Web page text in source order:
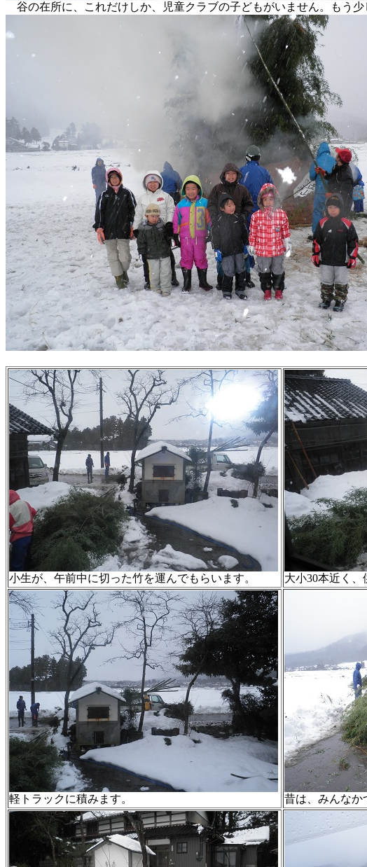
谷の在所に、これだけしか、児童クラブの子どもがいません。もう
小生が、午前中に切った竹を運んでもらいます。 大小30本近く、
軽トラックに積みます。 昔は、みんなか